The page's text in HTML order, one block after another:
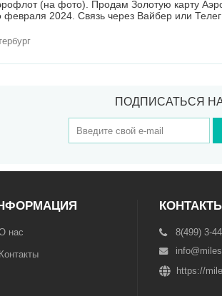
(на фото). Продам Золотую карту
февраля 2024. Связь через Вайбер или
ПОДПИСАТЬСЯ
нас
Контакты
8(499) 3-
https://